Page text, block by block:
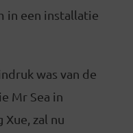
in een installatie
was van de
Mr Sea in
Xue, zal nu